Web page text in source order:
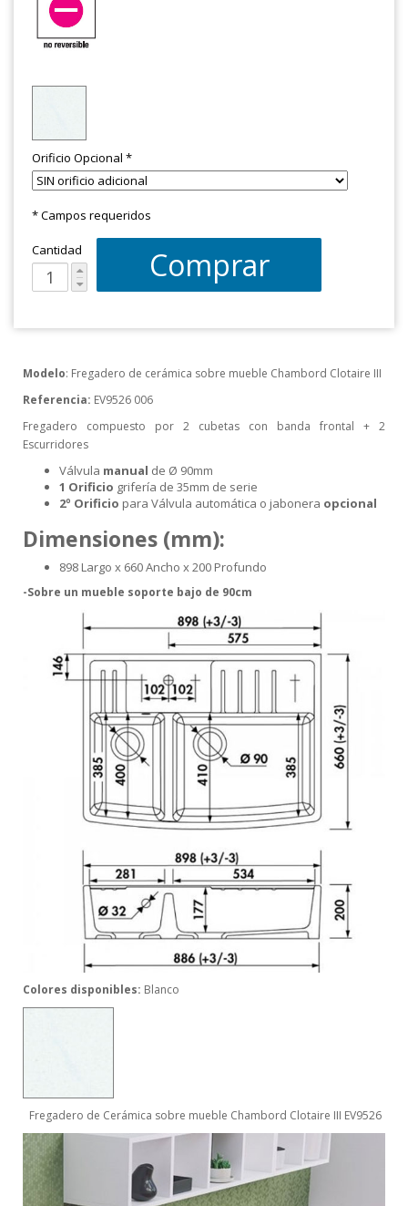
Orificio Opcional *
* Campos requeridos
Cantidad Comprar
Modelo: Fregadero de cerámica sobre mueble Chambord Clotaire III
Referencia: EV9526 006
Fregadero compuesto por 2 cubetas con banda frontal + 2
Escurridores
Válvula manual de Ø 90mm
1 Orificio grifería de 35mm de serie
2º Orificio para Válvula automática o jabonera opcional
Dimensiones (mm):
898 Largo x 660 Ancho x 200 Profundo
-Sobre un mueble soporte bajo de 90cm
Colores disponibles: Blanco
Fregadero de Cerámica sobre mueble Chambord Clotaire III EV9526